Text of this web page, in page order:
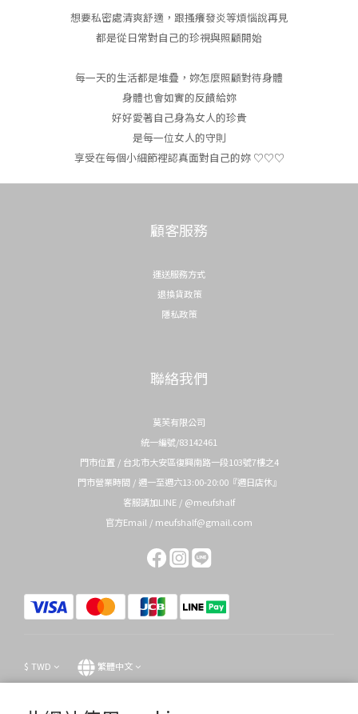
想要私密處清爽舒適，跟搔癢發炎等煩惱說再見
都是從日常對自己的珍視與照顧開始
每一天的生活都是堆疊，妳怎麼照顧對待身體
身體也會如實的反饋給妳
好好愛著自己身為女人的珍貴
是每一位女人的守則
享受在每個小細節裡認真面對自己的妳 ♡♡♡
顧客服務
運送服務方式
退換貨政策
隱私政策
聯絡我們
莫芙有限公司
統一編號/83142461
門市位置 / 台北市大安區復興南路一段103號7樓之4
門市營業時間 / 週一至週六13:00-20:00『週日店休』
客服請加LINE / @meufshalf
官方Email / meufshalf@gmail.com
$ TWD 繁體中文